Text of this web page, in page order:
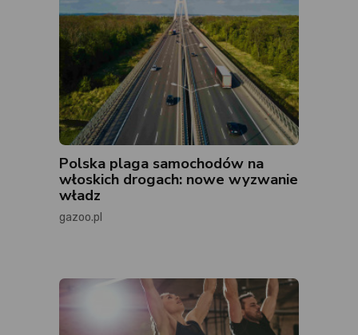
Polska plaga samochodów na
włoskich drogach: nowe wyzwanie
władz
gazoo.pl